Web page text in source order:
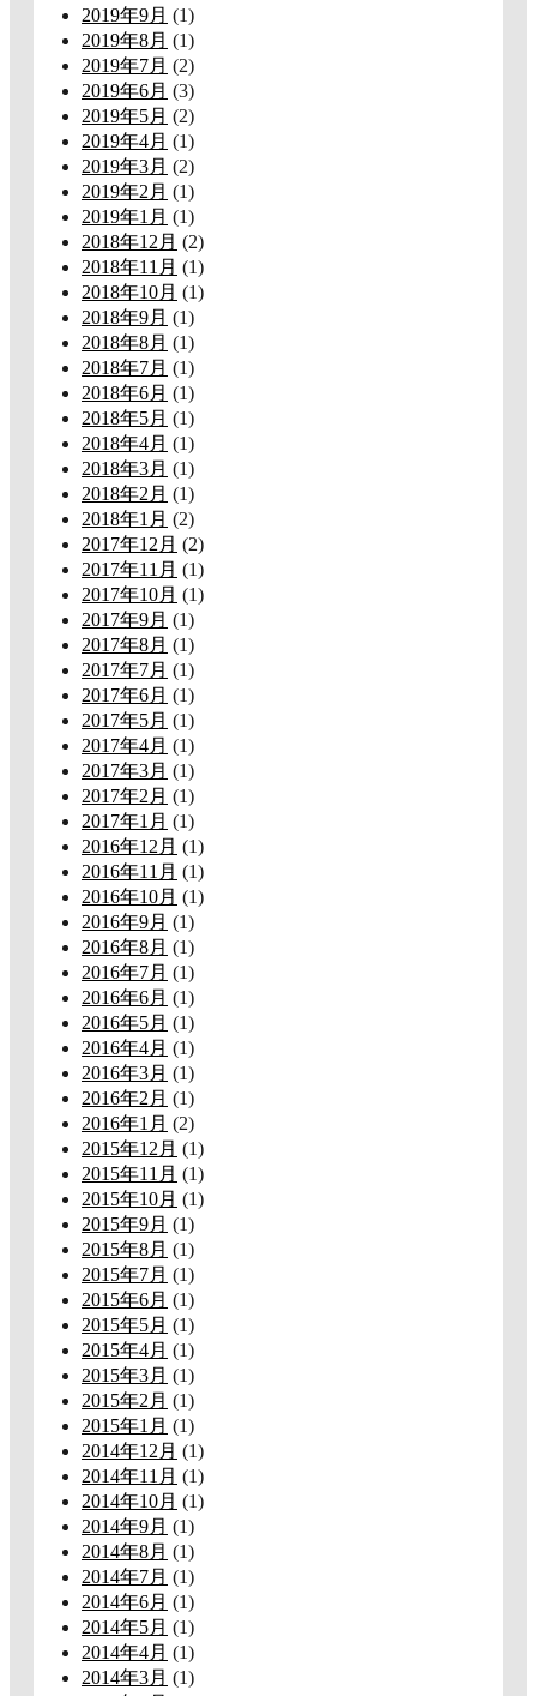
2019年9月 (1)
2019年8月 (1)
2019年7月 (2)
2019年6月 (3)
2019年5月 (2)
2019年4月 (1)
2019年3月 (2)
2019年2月 (1)
2019年1月 (1)
2018年12月 (2)
2018年11月 (1)
2018年10月 (1)
2018年9月 (1)
2018年8月 (1)
2018年7月 (1)
2018年6月 (1)
2018年5月 (1)
2018年4月 (1)
2018年3月 (1)
2018年2月 (1)
2018年1月 (2)
2017年12月 (2)
2017年11月 (1)
2017年10月 (1)
2017年9月 (1)
2017年8月 (1)
2017年7月 (1)
2017年6月 (1)
2017年5月 (1)
2017年4月 (1)
2017年3月 (1)
2017年2月 (1)
2017年1月 (1)
2016年12月 (1)
2016年11月 (1)
2016年10月 (1)
2016年9月 (1)
2016年8月 (1)
2016年7月 (1)
2016年6月 (1)
2016年5月 (1)
2016年4月 (1)
2016年3月 (1)
2016年2月 (1)
2016年1月 (2)
2015年12月 (1)
2015年11月 (1)
2015年10月 (1)
2015年9月 (1)
2015年8月 (1)
2015年7月 (1)
2015年6月 (1)
2015年5月 (1)
2015年4月 (1)
2015年3月 (1)
2015年2月 (1)
2015年1月 (1)
2014年12月 (1)
2014年11月 (1)
2014年10月 (1)
2014年9月 (1)
2014年8月 (1)
2014年7月 (1)
2014年6月 (1)
2014年5月 (1)
2014年4月 (1)
2014年3月 (1)